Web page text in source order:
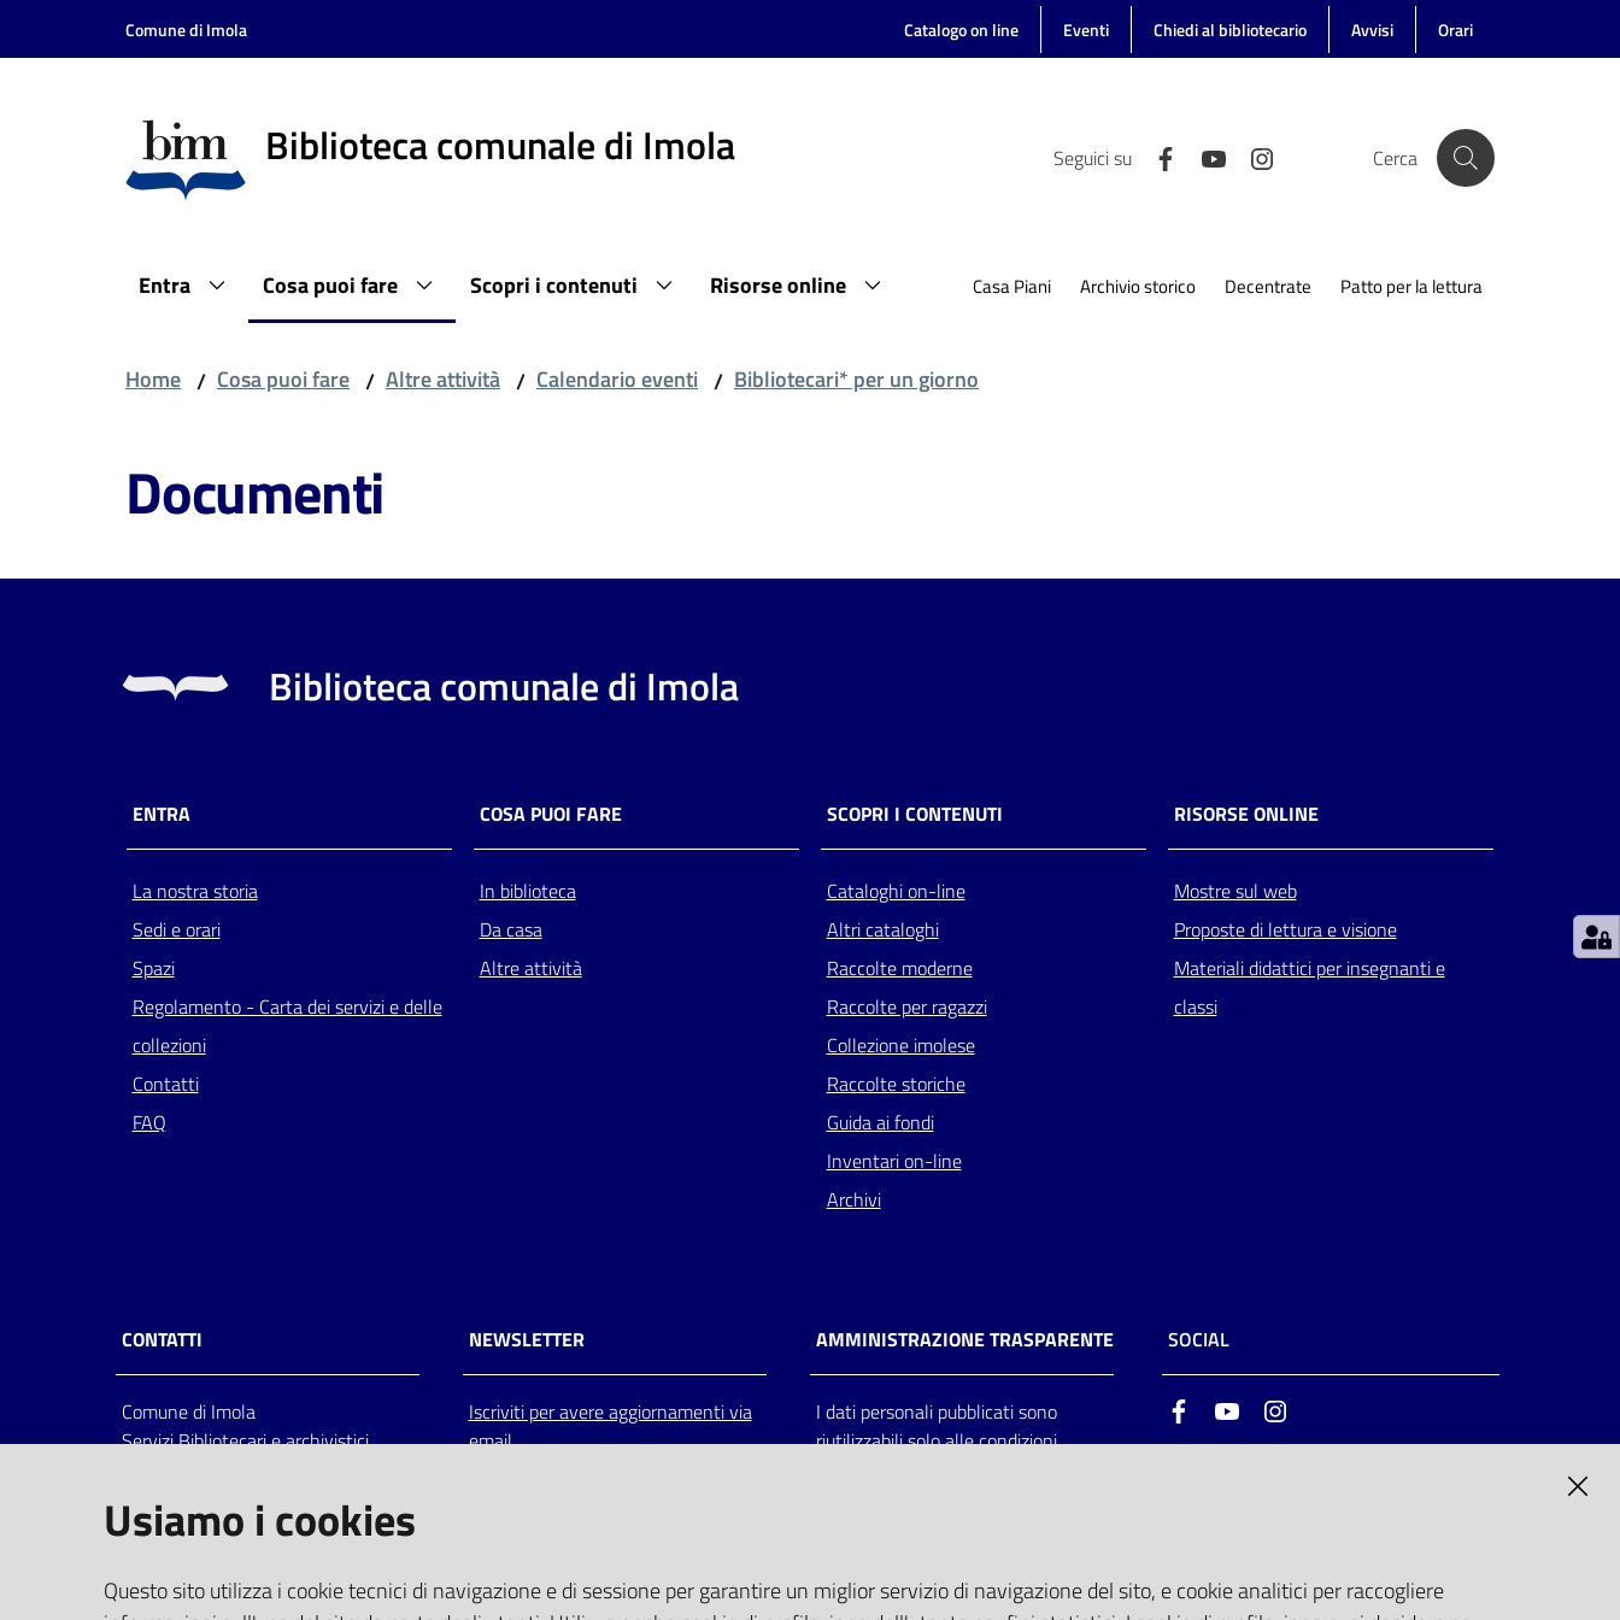
Vai al contenuto
Vai alla navigazione
Comune di Imola Catalogo on line Eventi Chiedi al bibliotecario Avvisi Orari
Biblioteca comunale di Imola Seguici su Cerca
Entra Cosa puoi fare Scopri i contenuti Risorse online Casa Piani Archivio storico Decentrate Patto per la lettura
Home / Cosa puoi fare / Altre attività / Calendario eventi / Bibliotecari* per un giorno
Documenti
Biblioteca comunale di Imola
ENTRA
La nostra storia
Sedi e orari
Spazi
Regolamento - Carta dei servizi e delle
collezioni
Contatti
FAQ
COSA PUOI FARE
In biblioteca
Da casa
Altre attività
SCOPRI I CONTENUTI
Cataloghi on-line
Altri cataloghi
Raccolte moderne
Raccolte per ragazzi
Collezione imolese
Raccolte storiche
Guida ai fondi
Inventari on-line
Archivi
RISORSE ONLINE
Mostre sul web
Proposte di lettura e visione
Materiali didattici per insegnanti e
classi
CONTATTI
Comune di Imola
Servizi Bibliotecari e archivistici
Italia
centralino: tel 0542.6026.36 fax
bim@comune.imola.bo.it
PEC
NEWSLETTER
Iscriviti per avere aggiornamenti via
email
AMMINISTRAZIONE TRASPARENTE
I dati personali pubblicati sono
riutilizzabili solo alle condizioni
SOCIAL
FacebookYoutube
Usiamo i cookies
Questo sito utilizza i cookie tecnici di navigazione e di sessione per garantire un miglior servizio di navigazione del sito, e cookie analitici per raccogliere